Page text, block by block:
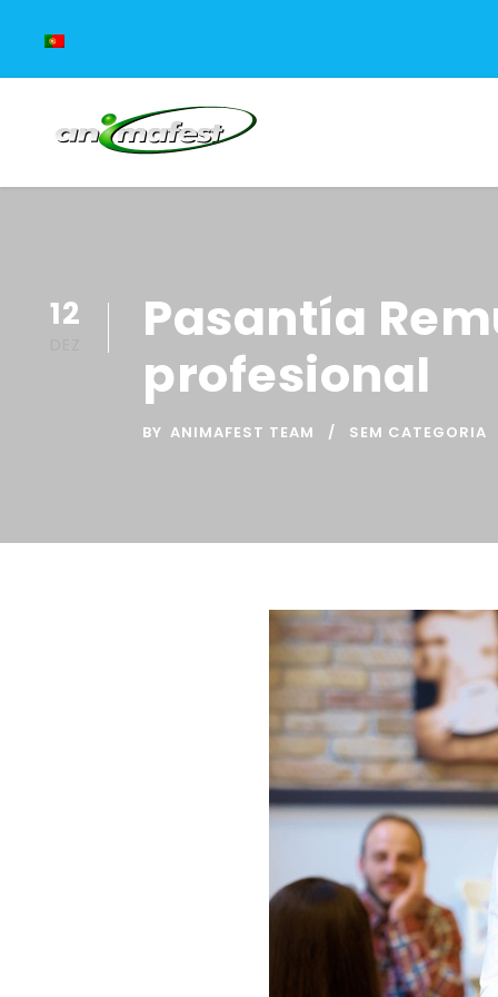
12
Pasantía
profesional
BY ANIMAFEST TEAM SEM CATEGORIA